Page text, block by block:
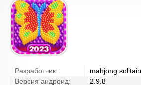
Разработчик:
mahjong
Версия андроид:
2.9.8